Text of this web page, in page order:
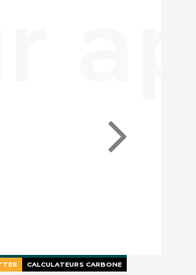
CALCULATEURS CARBONE